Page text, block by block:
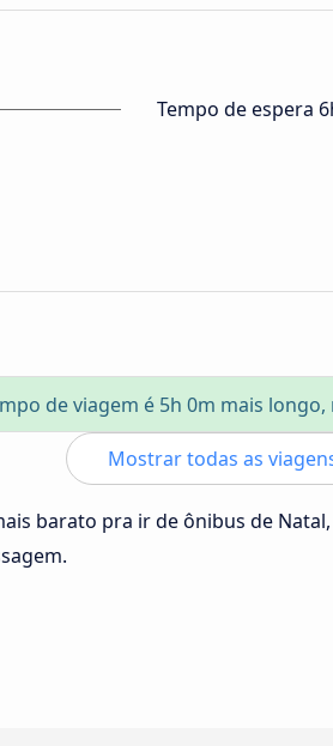
Tempo de espera
de viagem é 5h 0m mais
Mostrar todas as
barato pra ir de ônibus de Natal,